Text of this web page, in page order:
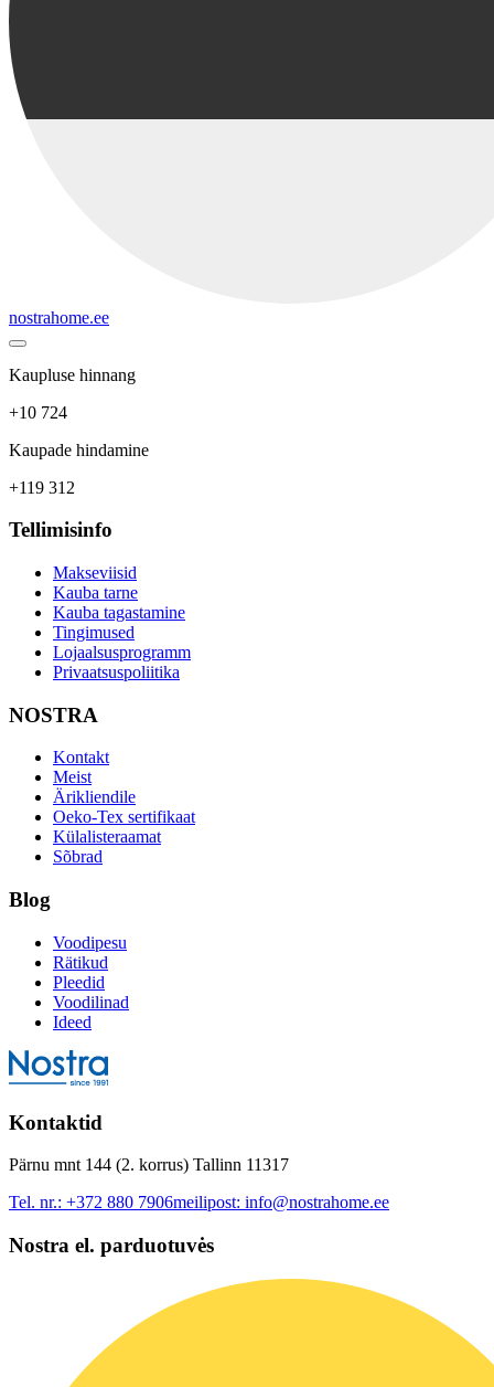
nostrahome.ee
Kaupluse hinnang
+10 724
Kaupade hindamine
+119 312
Tellimisinfo
Makseviisid
Kauba tarne
Kauba tagastamine
Tingimused
Lojaalsusprogramm
Privaatsuspoliitika
NOSTRA
Kontakt
Meist
Ärikliendile
Oeko-Tex sertifikaat
Külalisteraamat
Sõbrad
Blog
Voodipesu
Rätikud
Pleedid
Voodilinad
Ideed
Kontaktid
Pärnu mnt 144 (2. korrus) Tallinn 11317
Tel. nr.: +372 880 7906meilipost: info@nostrahome.ee
Nostra el. parduotuvės